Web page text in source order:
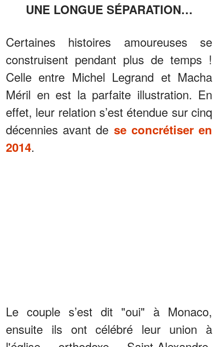
UNE LONGUE SÉPARATION…
Certaines histoires amoureuses se
construisent pendant plus de temps !
Celle entre Michel Legrand et Macha
Méril en est la parfaite illustration. En
effet, leur relation s’est étendue sur cinq
décennies avant de se concrétiser en
2014.
Le couple s’est dit "oui" à Monaco,
ensuite ils ont célébré leur union à